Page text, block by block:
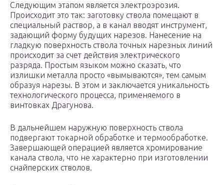
Следующим этапом является электроэрозия.
Происходит это так: заготовку ствола помещают в
специальный раствор, а в канал вводят инструмент,
задающий форму будущих нарезов. Нанесение на
гладкую поверхность ствола точных нарезных линий
происходит за счет действия электрического
разряда. Простым языком можно сказать, что
излишки металла просто «вымываются», тем самым
образуя нарезы. В этом и заключается уникальность
технологического процесса, применяемого в
винтовках Драгунова.
В дальнейшем наружную поверхность ствола
подвергают токарной обработке и термообработке.
Завершающей операцией является хромирование
канала ствола, что не характерно при изготовлении
снайперских стволов.